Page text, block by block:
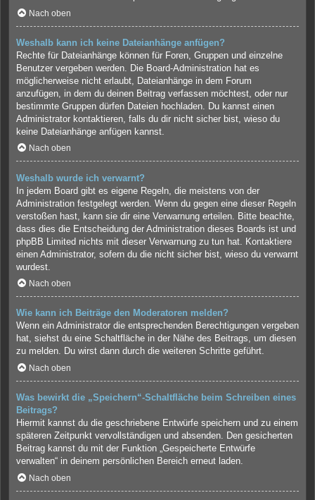
Nach oben
Weshalb kann ich keine Dateianhänge anfügen?
Rechte für Dateianhänge können für Foren, Gruppen und einzelne
Benutzer vergeben werden. Die Board-Administration hat es
möglicherweise nicht erlaubt, Dateianhänge in dem Forum
anzufügen, in dem du deinen Beitrag verfassen möchtest, oder nur
bestimmte Gruppen dürfen Dateien hochladen. Du kannst einen
Administrator kontaktieren, falls du dir nicht sicher bist, wieso du
keine Dateianhänge anfügen kannst.
Nach oben
Weshalb wurde ich verwarnt?
In jedem Board gibt es eigene Regeln, die meistens von der
Administration festgelegt werden. Wenn du gegen eine dieser Regeln
verstoßen hast, kann sie dir eine Verwarnung erteilen. Bitte beachte,
dass dies die Entscheidung der Administration dieses Boards ist und
phpBB Limited nichts mit dieser Verwarnung zu tun hat. Kontaktiere
einen Administrator, sofern du die nicht sicher bist, wieso du verwarnt
wurdest.
Nach oben
Wie kann ich Beiträge den Moderatoren melden?
Wenn ein Administrator die entsprechenden Berechtigungen vergeben
hat, siehst du eine Schaltfläche in der Nähe des Beitrags, um diesen
zu melden. Du wirst dann durch die weiteren Schritte geführt.
Nach oben
Was bewirkt die „Speichern“-Schaltfläche beim Schreiben eines
Beitrags?
Hiermit kannst du die geschriebene Entwürfe speichern und zu einem
späteren Zeitpunkt vervollständigen und absenden. Den gesicherten
Beitrag kannst du mit der Funktion „Gespeicherte Entwürfe
verwalten“ in deinem persönlichen Bereich erneut laden.
Nach oben